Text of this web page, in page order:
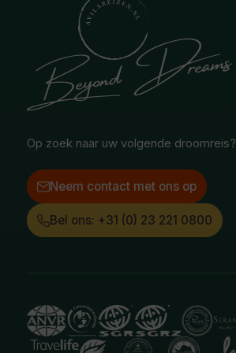
Midden-Oosten
Noord-Amerika
Poolgebied
National Geographic Expeditions
Safari & Wildlife reizen
Selfdrive reizen
Treinreizen
Reisvoorwaarden
Vacatures
Facebook
Instagram
Op zoek naar uw volgende droomreis?
Neem contact met ons op
Bel ons: +31 (0) 23 221 0800